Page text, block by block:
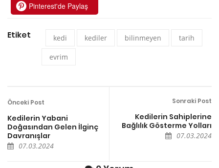
Pinterest'de Paylaş
Etiket kedi kediler bilinmeyen tarih
evrim
Önceki Post
Kedilerin Yabani
Doğasından Gelen İlginç
Davranışlar
07.03.2024
Sonraki Post
Kedilerin Sahiplerine
Bağlılık Gösterme Yolları
07.03.2024